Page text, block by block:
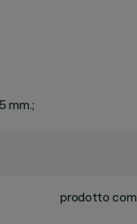
mm.;
prodotto